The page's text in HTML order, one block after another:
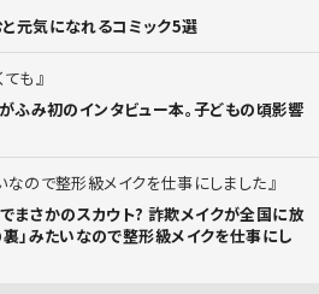
元気になれるコミック5選
も
がふみ初のインタビュー本。子どもの頃影響
なので整形級メイクを仕事にしました
まさかのスカウト? 詐欺メイクが全国に放
」みたいなので整形級メイクを仕事にし